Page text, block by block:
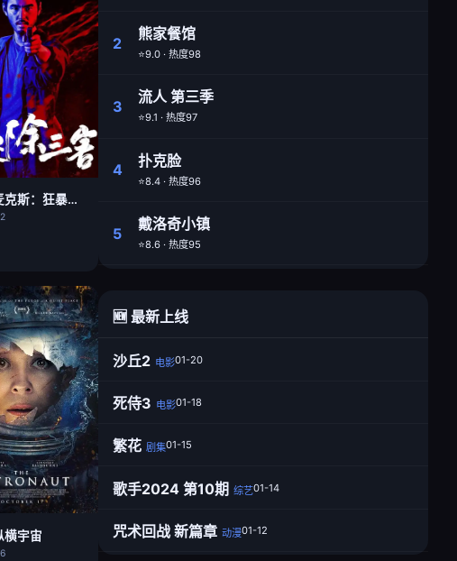
疯狂的麦克斯：狂暴女神
横宇宙
2
熊家餐馆
⭐9.0 · 热度98
3
流人 第三季
⭐9.1 · 热度97
4
扑克脸
⭐8.4 · 热度96
5
戴洛奇小镇
⭐8.6 · 热度95
🆕 最新上线
沙丘2 电影01-20
死侍3 电影01-18
繁花 剧集01-15
歌手2024 第10期 综艺01-14
咒术回战 新篇章 动漫01-12